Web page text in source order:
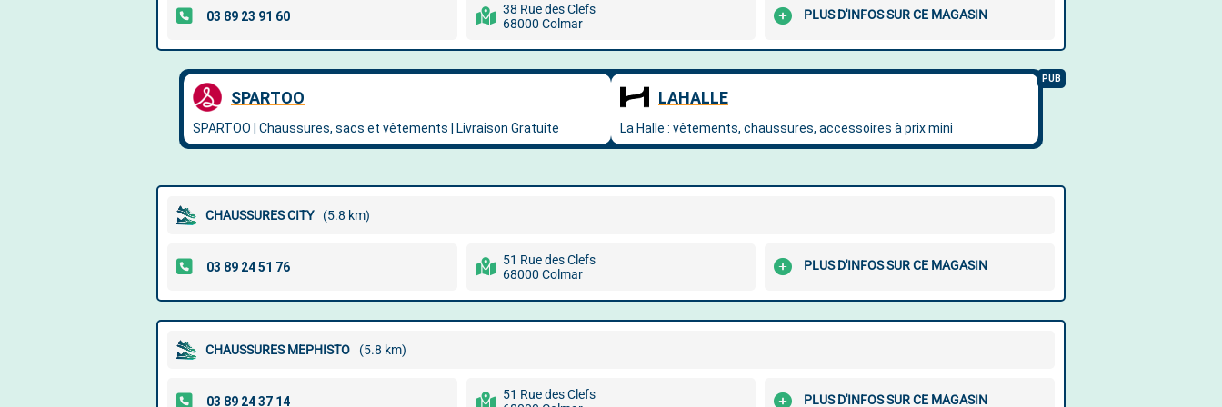
38 Rue des Clefs
68000 Colmar
PLUS D'INFOS SUR CE MAGASIN
CHAUSSURES CITY (5.8 km)
51 Rue des Clefs
68000 Colmar
PLUS D'INFOS SUR CE MAGASIN
CHAUSSURES MEPHISTO (5.8 km)
51 Rue des Clefs
PLUS D'INFOS SUR CE MAGASIN